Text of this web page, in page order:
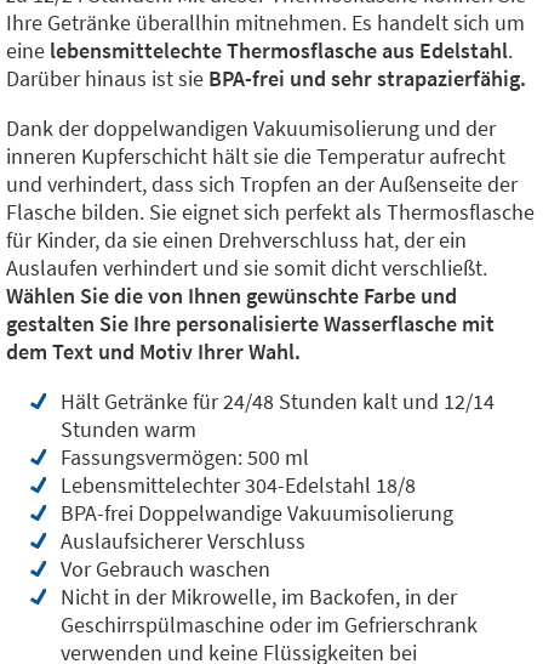
Ihre Getränke überallhin mitnehmen. Es handelt sich um
eine lebensmittelechte Thermosflasche aus Edelstahl.
Darüber hinaus ist sie BPA-frei und sehr strapazierfähig.
Dank der doppelwandigen Vakuumisolierung und der
inneren Kupferschicht hält sie die Temperatur aufrecht
und verhindert, dass sich Tropfen an der Außenseite der
Flasche bilden. Sie eignet sich perfekt als Thermosflasche
für Kinder, da sie einen Drehverschluss hat, der ein
Auslaufen verhindert und sie somit dicht verschließt.
Wählen Sie die von Ihnen gewünschte Farbe und
gestalten Sie Ihre personalisierte Wasserflasche mit
dem Text und Motiv Ihrer Wahl.
Hält Getränke für 24/48 Stunden kalt und 12/14
Stunden warm
Fassungsvermögen: 500 ml
Lebensmittelechter 304-Edelstahl 18/8
BPA-frei Doppelwandige Vakuumisolierung
Auslaufsicherer Verschluss
Vor Gebrauch waschen
Nicht in der Mikrowelle, im Backofen, in der
Geschirrspülmaschine oder im Gefrierschrank
verwenden und keine Flüssigkeiten bei